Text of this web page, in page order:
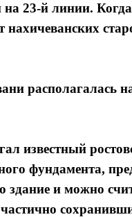
23-й линии.
располагалась
известный
фундамента,
здание и можно